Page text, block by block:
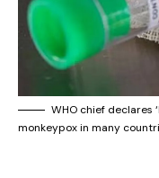
WHO chief declares
monkeypox in many